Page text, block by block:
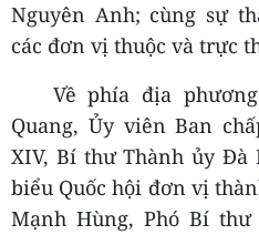
Nguyên Anh; cùng sự
các đơn vị thuộc và trực
Về phía địa
Quang, Ủy viên Ban
XIV, Bí thư Thành ủy Đà
biểu Quốc hội đơn vị
Mạnh Hùng, Phó Bí